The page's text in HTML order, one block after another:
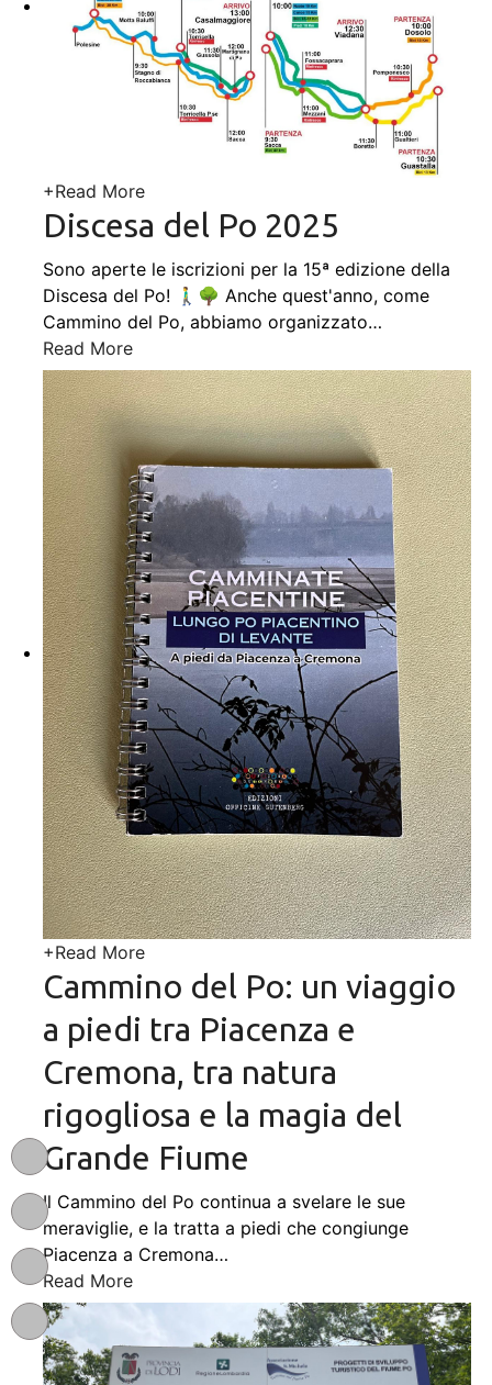
+Read More
Discesa del Po 2025
Sono aperte le iscrizioni per la 15ª edizione della
Discesa del Po! 🚶‍♂️🌳 Anche quest'anno, come
Cammino del Po, abbiamo organizzato…
Read More
+Read More
Cammino del Po: un viaggio
a piedi tra Piacenza e
Cremona, tra natura
rigogliosa e la magia del
Grande Fiume
Il Cammino del Po continua a svelare le sue
meraviglie, e la tratta a piedi che congiunge
Piacenza a Cremona…
Read More